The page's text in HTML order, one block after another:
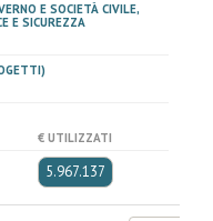
E SOCIETÀ CIVILE,
E SICUREZZA
€ UTILIZZATI
5.967.137